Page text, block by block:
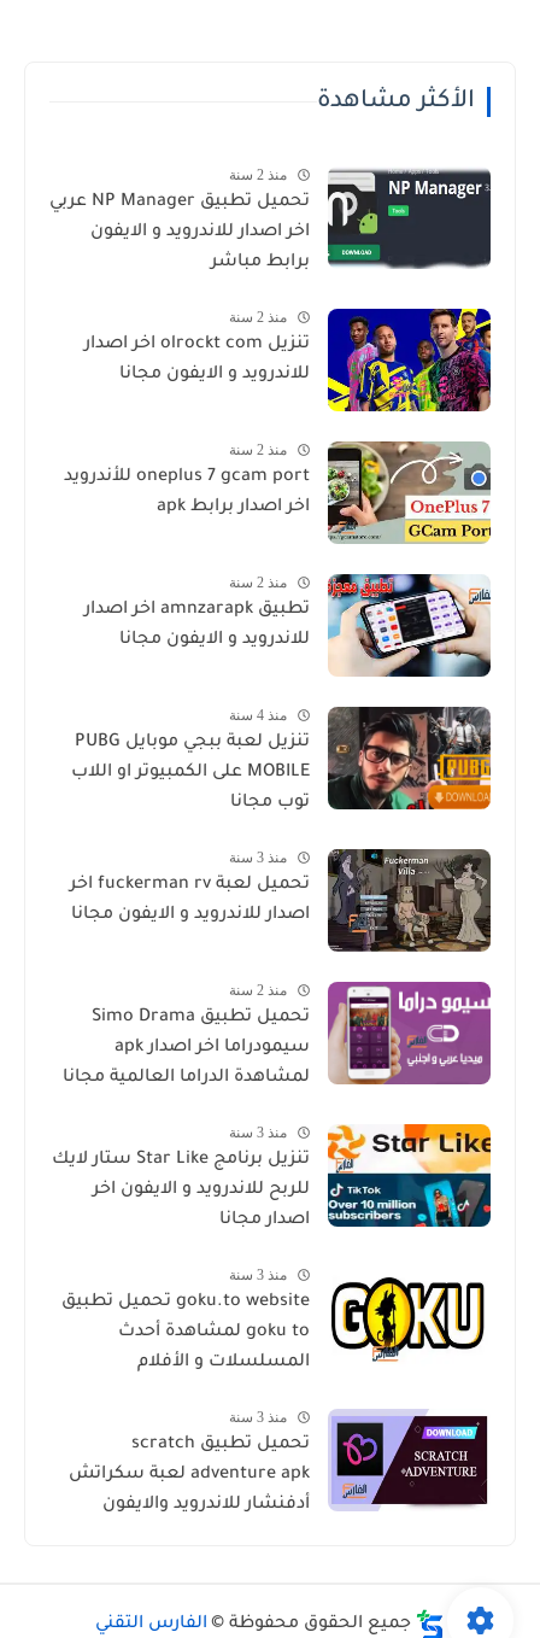
الأكثر مشاهدة
منذ 2 سنة
تحميل تطبيق NP Manager عربي
اخر اصدار للاندرويد و الايفون
برابط مباشر
منذ 2 سنة
تنزيل olrockt com اخر اصدار
للاندرويد و الايفون مجانا
منذ 2 سنة
oneplus 7 gcam port للأندرويد
اخر اصدار برابط apk
منذ 2 سنة
تطبيق amnzarapk اخر اصدار
للاندرويد و الايفون مجانا
منذ 4 سنة
تنزيل لعبة ببجي موبايل PUBG
MOBILE على الكمبيوتر او اللاب
توب مجانا
منذ 3 سنة
تحميل لعبة fuckerman rv اخر
اصدار للاندرويد و الايفون مجانا
منذ 2 سنة
تحميل تطبيق Simo Drama
سيمودراما اخر اصدار apk
لمشاهدة الدراما العالمية مجانا
منذ 3 سنة
تنزيل برنامج Star Like ستار لايك
للربح للاندرويد و الايفون اخر
اصدار مجانا
منذ 3 سنة
goku.to website تحميل تطبيق
goku to لمشاهدة أحدث
المسلسلات و الأفلام
منذ 3 سنة
تحميل تطبيق scratch
adventure apk لعبة سكراتش
أدفنشار للاندرويد والايفون
جميع الحقوق محفوظة © الفارس التقني